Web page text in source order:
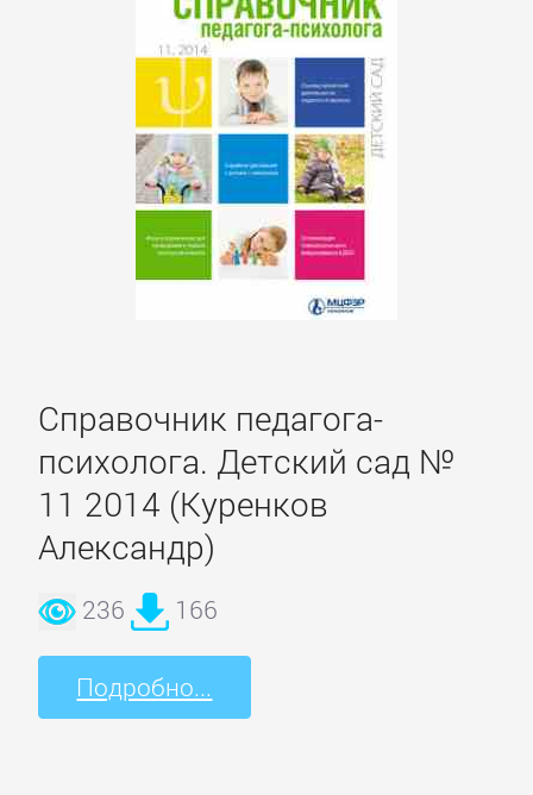
Справочник педагога-
психолога. Детский сад №
11 2014 (Куренков
Александр)
236 166
Подробно...
политология
образовательная
литература
Техническая
литература
Физика
Философия
Юриспруденция,